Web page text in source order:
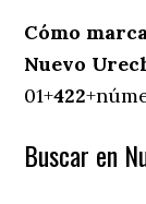
Cómo
Nuevo
01+422
Buscar en